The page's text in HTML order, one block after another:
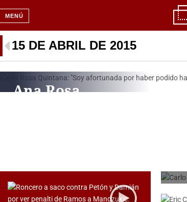
MENÚ
15 DE ABRIL DE 2015
Ana Rosa
que me gusta»